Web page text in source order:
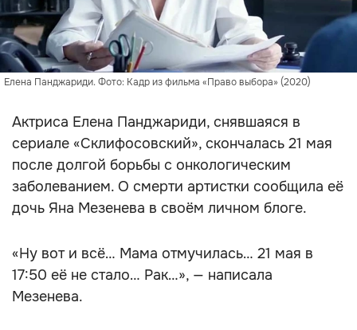
Елена Панджариди. Фото: Кадр из фильма «Право выбора» (2020)
Актриса Елена Панджариди, снявшаяся в
сериале «Склифосовский», скончалась 21 мая
после долгой борьбы с онкологическим
заболеванием. О смерти артистки сообщила её
дочь Яна Мезенева в своём личном блоге.
«Ну вот и всё… Мама отмучилась… 21 мая в
17:50 её не стало… Рак…», — написала
Мезенева.